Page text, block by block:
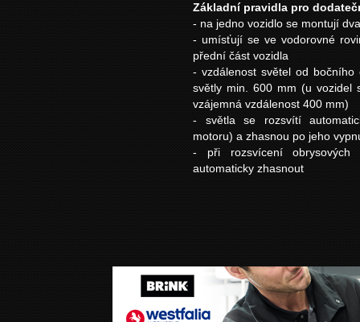
Základní pravidla pro
- na jedno vozidlo se montují
- umísťují se ve vodorovné
přední část vozidla
- vzdálenost světel od
světly min. 600 mm (u vozidel
vzájemná vzdálenost 400 mm)
- světla se rozsvítí
motoru) a zhasnou po jeho
- při rozsvícení
automaticky zhasnout